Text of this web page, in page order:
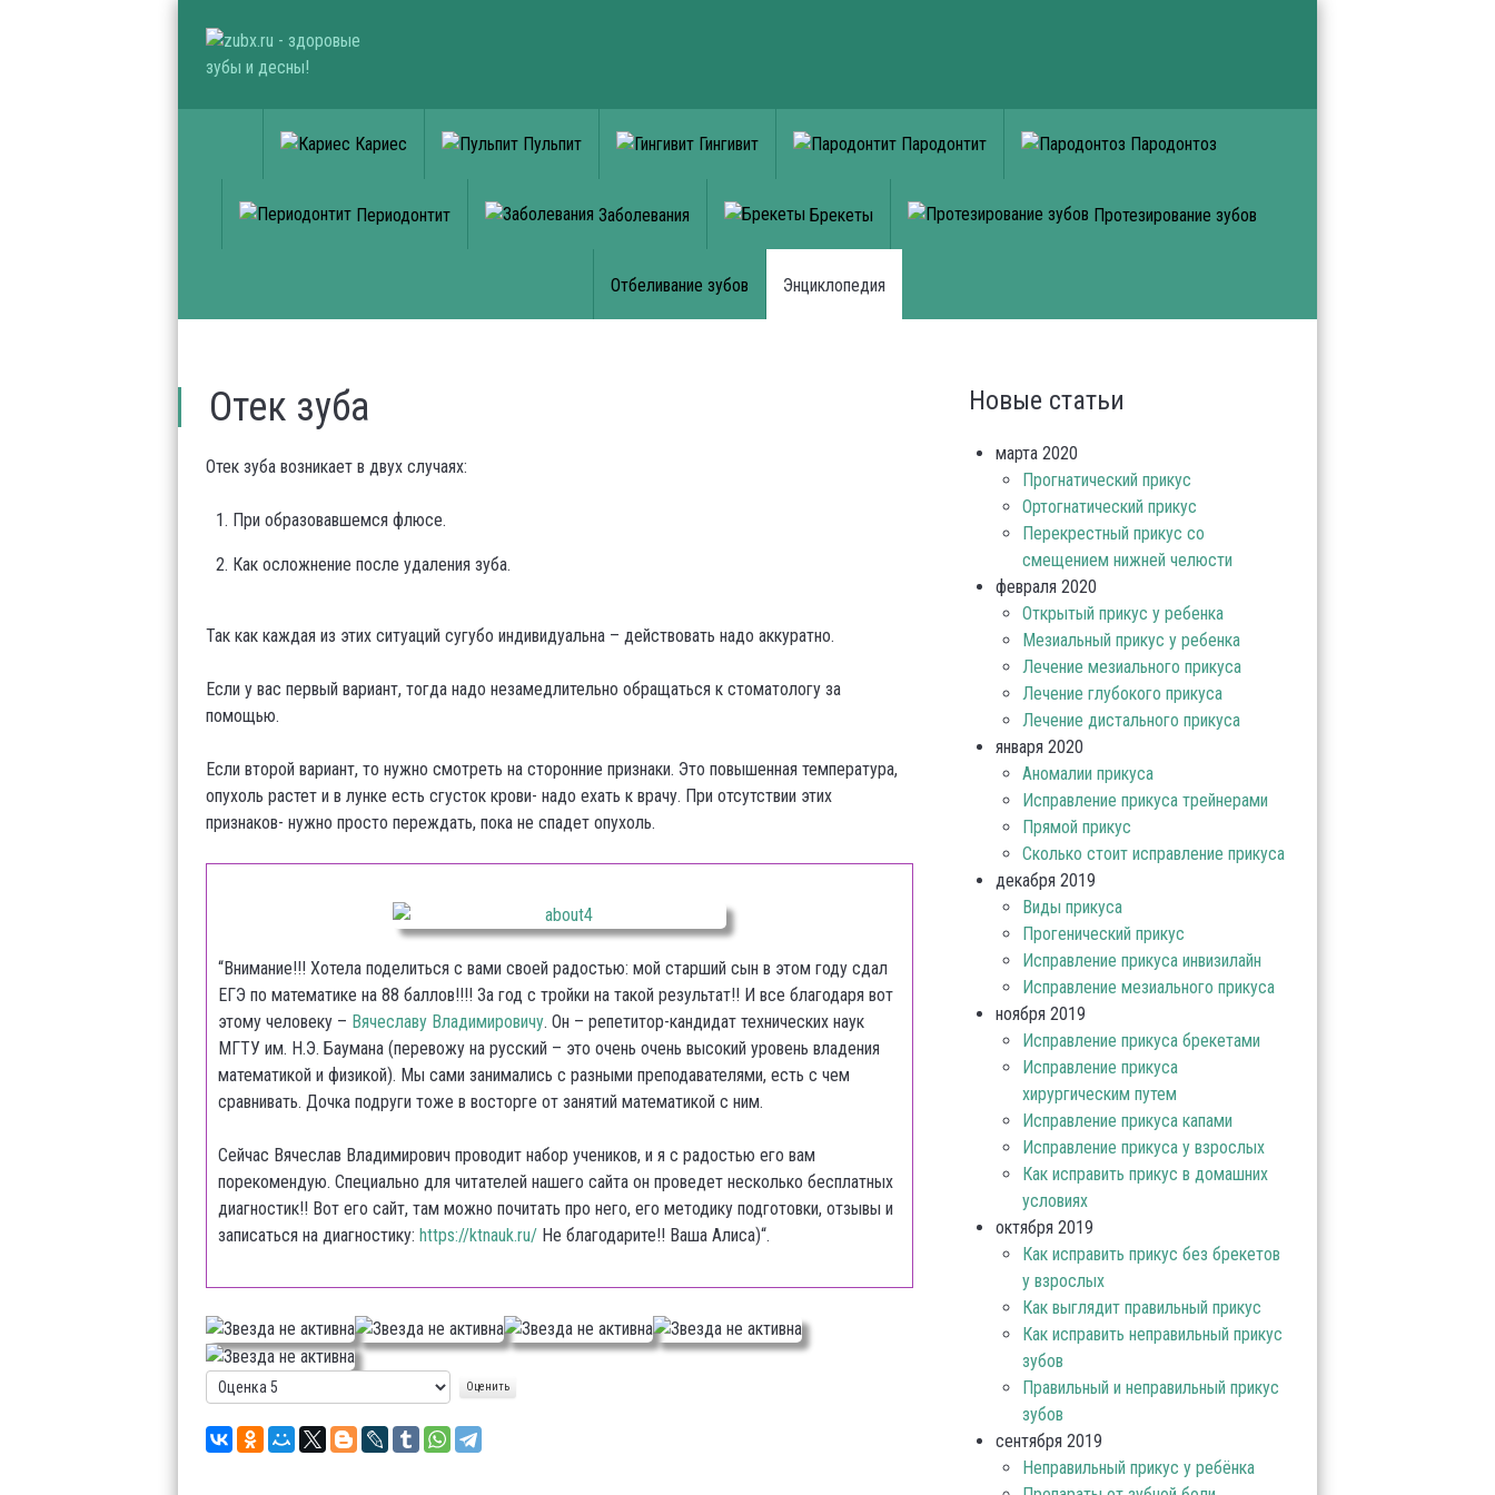
Кариес Пульпит Гингивит Пародонтит Пародонтоз
Периодонтит Заболевания Брекеты Протезирование зубов
Отбеливание зубов Энциклопедия
Отек зуба
Отек зуба возникает в двух случаях:
При образовавшемся флюсе.
Как осложнение после удаления зуба.
Так как каждая из этих ситуаций сугубо индивидуальна – действовать надо аккуратно.
Если у вас первый вариант, тогда надо незамедлительно обращаться к стоматологу за
помощью.
Если второй вариант, то нужно смотреть на сторонние признаки. Это повышенная температура,
опухоль растет и в лунке есть сгусток крови- надо ехать к врачу. При отсутствии этих
признаков- нужно просто переждать, пока не спадет опухоль.
“Внимание!!! Хотела поделиться с вами своей радостью: мой старший сын в этом году сдал
ЕГЭ по математике на 88 баллов!!!! За год с тройки на такой результат!! И все благодаря вот
этому человеку – Вячеславу Владимировичу. Он – репетитор-кандидат технических наук
МГТУ им. Н.Э. Баумана (перевожу на русский – это очень очень высокий уровень владения
математикой и физикой). Мы сами занимались с разными преподавателями, есть с чем
сравнивать. Дочка подруги тоже в восторге от занятий математикой с ним.
Сейчас Вячеслав Владимирович проводит набор учеников, и я с радостью его вам
порекомендую. Специально для читателей нашего сайта он проведет несколько бесплатных
диагностик!! Вот его сайт, там можно почитать про него, его методику подготовки, отзывы и
записаться на диагностику: https://ktnauk.ru/ Не благодарите!! Ваша Алиса)“.
Рейтинг:
0/5
Пожалуйста,
оцените
Новые статьи
марта 2020
Прогнатический прикус
Ортогнатический прикус
Перекрестный прикус со
смещением нижней челюсти
февраля 2020
Открытый прикус у ребенка
Мезиальный прикус у ребенка
Лечение мезиального прикуса
Лечение глубокого прикуса
Лечение дистального прикуса
января 2020
Аномалии прикуса
Исправление прикуса трейнерами
Прямой прикус
Сколько стоит исправление прикуса
декабря 2019
Виды прикуса
Прогенический прикус
Исправление прикуса инвизилайн
Исправление мезиального прикуса
ноября 2019
Исправление прикуса брекетами
Исправление прикуса
хирургическим путем
Исправление прикуса капами
Исправление прикуса у взрослых
Как исправить прикус в домашних
условиях
октября 2019
Как исправить прикус без брекетов
у взрослых
Как выглядит правильный прикус
Как исправить неправильный прикус
зубов
Правильный и неправильный прикус
зубов
сентября 2019
Неправильный прикус у ребёнка